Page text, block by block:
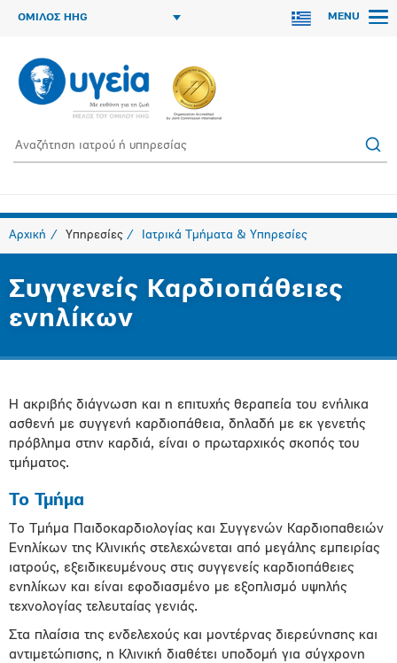
ΟΜΙΛΟΣ HHG MENU
Αρχική Υπηρεσίες Ιατρικά Τμήματα & Υπηρεσίες
Συγγενείς Καρδιοπάθειες
ενηλίκων
Η ακριβής διάγνωση και η επιτυχής θεραπεία του ενήλικα
ασθενή με συγγενή καρδιοπάθεια, δηλαδή με εκ γενετής
πρόβλημα στην καρδιά, είναι ο πρωταρχικός σκοπός του
τμήματος.
To Τμήμα
Το Τµήµα Παιδοκαρδιολογίας και Συγγενών Καρδιοπαθειών
Ενηλίκων της Κλινικής στελεχώνεται από μεγάλης εμπειρίας
ιατρούς, εξειδικευμένους στις συγγενείς καρδιοπάθειες
ενηλίκων και είναι εφοδιασµένο με εξοπλισµό υψηλής
τεχνολογίας τελευταίας γενιάς.
Στα πλαίσια της ενδελεχούς και μοντέρνας διερεύνησης και
αντιμετώπισης, η Κλινική διαθέτει υποδομή για σύγχρονη